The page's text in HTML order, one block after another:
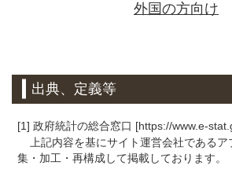
外国の方向け
出典、定義等
[1] 政府統計の総合窓口 [https://www.e-
上記内容を基にサイト運営会社であるア
集・加工・再構成して掲載しております。